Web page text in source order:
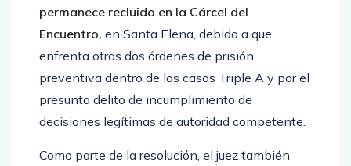
permanece recluido en la Cárcel del
Encuentro, en Santa Elena, debido a que
enfrenta otras dos órdenes de prisión
preventiva dentro de los casos Triple A y por el
presunto delito de incumplimiento de
decisiones legítimas de autoridad competente.
Como parte de la resolución, el juez también